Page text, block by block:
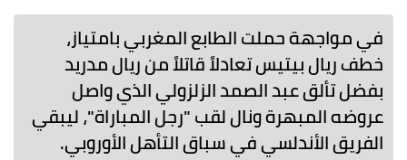
في مواجهة حملت الطابع المغربي بامتياز،
خطف ريال بيتيس تعادلاً قاتلاً من ريال مدريد
بفضل تألق عبد الصمد الزلزولي الذي واصل
عروضه المبهرة ونال لقب "رجل المباراة"، ليبقي
الفريق الأندلسي في سباق التأهل الأوروبي.